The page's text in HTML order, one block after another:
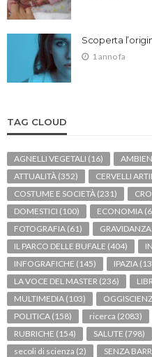
Scoperta
1 anno fa
TAG CLOUD
AGNELLI VEGETALI (16)
ATTUALITÀ (352) CERVELLI
COSTUME E SOCIETÀ (231)
DOMESTICI (100) ECONOMIA
FOTOGRAFIA (61)
IL PARCO DELLE BUFALE (404)
INFOGRAFICHE (145) IPAZIA
LA VOCE DEL MASTER (236)
MULTIMEDIA (103)
POLITICA (158) ricerca (2083)
RUBRICHE (154) SALUTE (798)
secoli di scienza (2) SENZA